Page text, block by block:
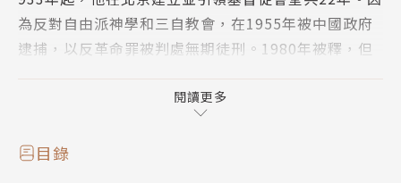
為反對自由派神學和三自教會，在1955年被中國政府
逮捕，以反革命罪被判處無期徒刑。1980年被釋，但
王明道自1927年起創辦《靈食季刊》至1955年。這季
閱讀更多
目錄